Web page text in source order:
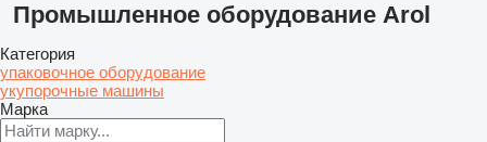
Промышленное оборудование Arol
Категория
упаковочное оборудование
укупорочные машины
Марка